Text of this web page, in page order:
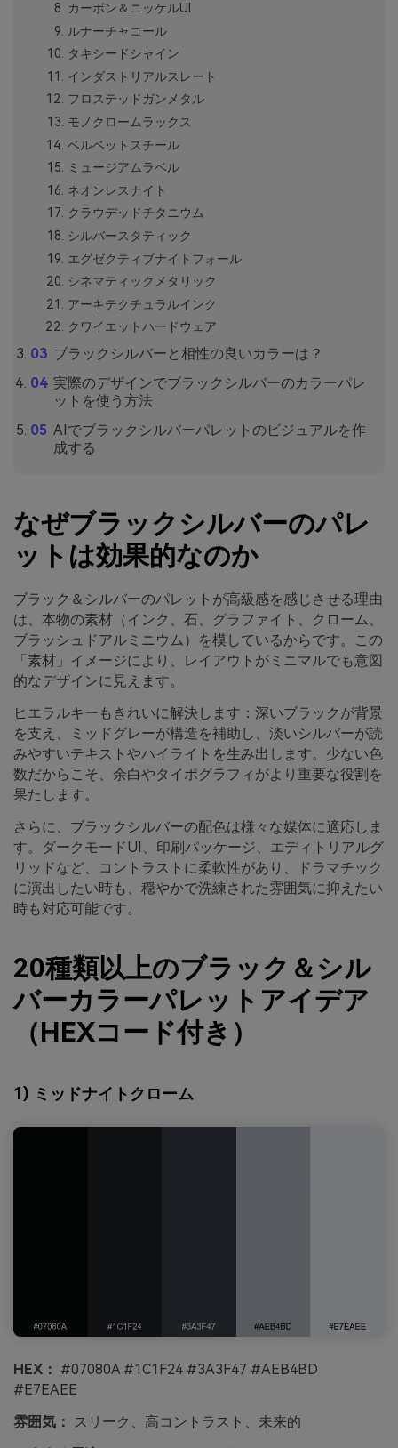
カーボン＆ニッケルUI
ルナーチャコール
タキシードシャイン
インダストリアルスレート
フロステッドガンメタル
モノクロームラックス
ベルベットスチール
ミュージアムラベル
ネオンレスナイト
クラウデッドチタニウム
シルバースタティック
エグゼクティブナイトフォール
シネマティックメタリック
アーキテクチュラルインク
クワイエットハードウェア
ブラックシルバーと相性の良いカラーは？
実際のデザインでブラックシルバーのカラーパレ
ットを使う方法
AIでブラックシルバーパレットのビジュアルを作
成する
なぜブラックシルバーのパレ
ットは効果的なのか
ブラック＆シルバーのパレットが高級感を感じさせる理由
は、本物の素材（インク、石、グラファイト、クローム、
ブラッシュドアルミニウム）を模しているからです。この
「素材」イメージにより、レイアウトがミニマルでも意図
的なデザインに見えます。
ヒエラルキーもきれいに解決します：深いブラックが背景
を支え、ミッドグレーが構造を補助し、淡いシルバーが読
みやすいテキストやハイライトを生み出します。少ない色
数だからこそ、余白やタイポグラフィがより重要な役割を
果たします。
さらに、ブラックシルバーの配色は様々な媒体に適応しま
す。ダークモードUI、印刷パッケージ、エディトリアルグ
リッドなど、コントラストに柔軟性があり、ドラマチック
に演出したい時も、穏やかで洗練された雰囲気に抑えたい
時も対応可能です。
20種類以上のブラック＆シル
バーカラーパレットアイデア
（HEXコード付き）
1) ミッドナイトクローム
HEX： #07080A #1C1F24 #3A3F47 #AEB4BD
#E7EAEE
雰囲気： スリーク、高コントラスト、未来的